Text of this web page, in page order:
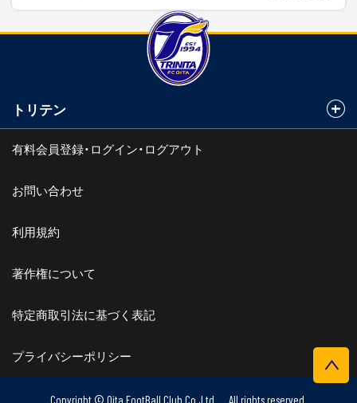
トリテン
有料会員登録・ログイン・ログアウト
お問い合わせ
利用規約
著作権について
特定商取引法に基づく表記
プライバシーポリシー